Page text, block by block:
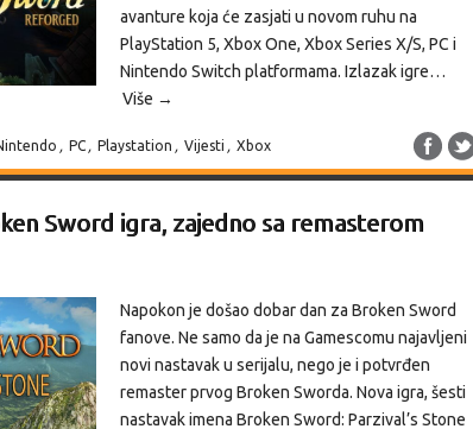
avanture koja će zasjati u novom ruhu na
PlayStation 5, Xbox One, Xbox Series X/S, PC i
Nintendo Switch platformama. Izlazak igre…
Više →
, PC , Playstation , Vijesti , Xbox
Sword igra, zajedno sa remasterom
Napokon je došao dobar dan za Broken Sword
fanove. Ne samo da je na Gamescomu najavljeni
novi nastavak u serijalu, nego je i potvrđen
remaster prvog Broken Sworda. Nova igra, šesti
nastavak imena Broken Sword: Parzival’s Stone